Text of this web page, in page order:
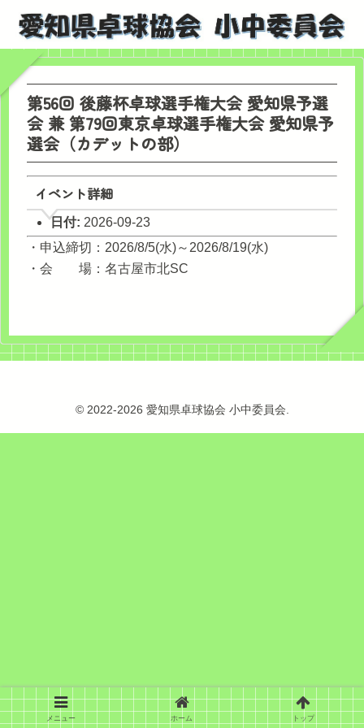
第56回 後藤杯卓球選手権大会 愛知県予選
会 兼 第79回東京卓球選手権大会 愛知県予
選会（カデットの部）
イベント詳細
日付: 2026-09-23
・申込締切：2026/8/5(水)～2026/8/19(水)
・会 場：名古屋市北SC
© 2022-2026 愛知県卓球協会 小中委員会.
メニュー ホーム トップ